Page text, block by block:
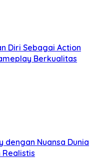
Diri Sebagai Action
Berkualitas
dengan Nuansa Dunia
Realistis